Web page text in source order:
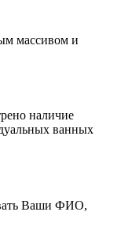
массивом и
наличие
ванных
Ваши ФИО,